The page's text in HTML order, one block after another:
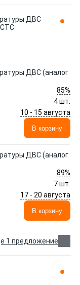
ДВС
ДВС (аналог
85%
4 шт.
10 - 15 августа
В корзину
ДВС (аналог
89%
7 шт.
17 - 20 августа
В корзину
1 предложение